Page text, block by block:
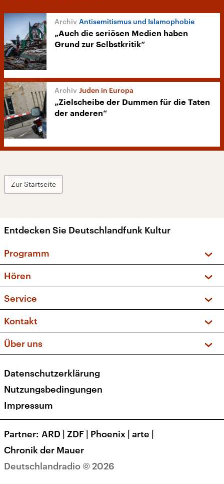
Antisemitismus und Islamophobie
„Auch die seriösen Medien haben
Grund zur Selbstkritik“
Juden in Europa
„Zielscheibe der Dummen für die Taten
der anderen“
Zur Startseite
Entdecken Sie Deutschlandfunk Kultur
Programm
Sendungen und Podcasts
Musikliste
Kakadu – Das Kinderprogramm
Hören
Frequenzen (UKW + DAB+)
Service
FAQ
Apps
Newsletter
Veranstaltungen
Kontakt
Social Media
Über uns
Presse
Karriere
Transparenz
Deutschlandradio © 2026
Datenschutzerklärung
Nutzungsbedingungen
Impressum
Partner ARD | ZDF | Phoenix | arte |
Chronik der Mauer